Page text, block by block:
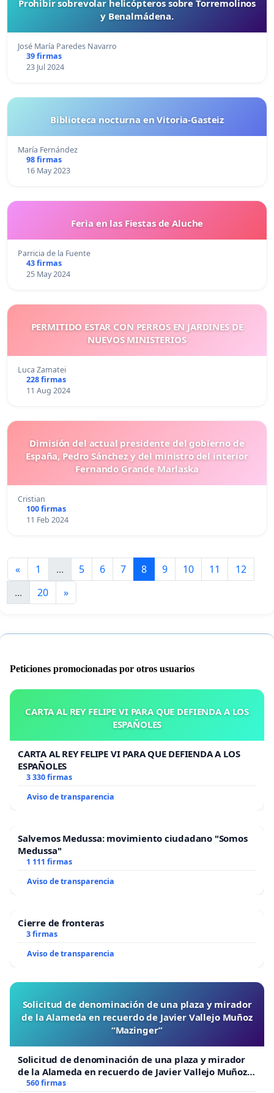
Prohibir sobrevolar helicópteros sobre Torremolinos
y Benalmádena.
José María Paredes Navarro
39 firmas
23 Jul 2024
Biblioteca nocturna en Vitoria-Gasteiz
María Fernández
98 firmas
16 May 2023
Feria en las Fiestas de Aluche
Parricia de la Fuente
43 firmas
25 May 2024
PERMITIDO ESTAR CON PERROS EN JARDINES DE
NUEVOS MINISTERIOS
Luca Zamatei
228 firmas
11 Aug 2024
Dimisión del actual presidente del gobierno de
España, Pedro Sánchez y del ministro del interior
Fernando Grande Marlaska
Cristian
100 firmas
11 Feb 2024
« 1 ... 5 6 7 8 9 10 11
12
...
20 »
Peticiones promocionadas por otros usuarios
CARTA AL REY FELIPE VI PARA QUE DEFIENDA A LOS
ESPAÑOLES
CARTA AL REY FELIPE VI PARA QUE DEFIENDA A LOS
ESPAÑOLES
3 330 firmas
Aviso de transparencia
Salvemos Medussa: movimiento ciudadano "Somos
Medussa"
1 111 firmas
Aviso de transparencia
Cierre de fronteras
3 firmas
Aviso de transparencia
Solicitud de denominación de una plaza y mirador
de la Alameda en recuerdo de Javier Vallejo Muñoz
“Mazinger”
Solicitud de denominación de una plaza y mirador
de la Alameda en recuerdo de Javier Vallejo Muñoz
“Mazinger”
560 firmas